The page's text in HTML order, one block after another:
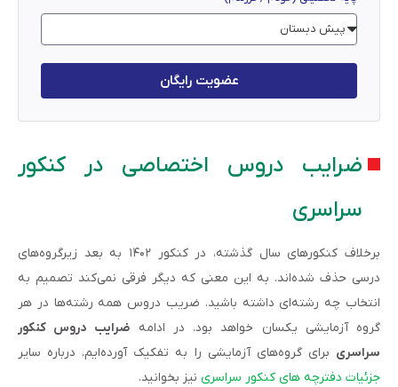
عضویت رایگان
ضرایب دروس اختصاصی در کنکور
سراسری
برخلاف کنکورهای سال گذشته، در کنکور ۱۴۰۲ به بعد زیرگروه‌های
درسی حذف شده‌اند. به این معنی که دیگر فرقی نمی‌کند تصمیم به
انتخاب چه رشته‌ای داشته باشید. ضریب دروس همه رشته‌ها در هر
گروه آزمایشی یکسان خواهد بود. در ادامه ضرایب دروس کنکور
سراسری برای گروه‌های آزمایشی را به تفکیک آورده‌ایم. درباره سایر
جزئیات دفترچه های کنکور سراسری نیز بخوانید.